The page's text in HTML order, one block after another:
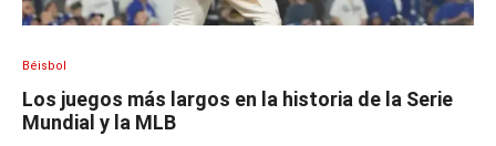
Béisbol
Los juegos más largos en la historia de la Serie
Mundial y la MLB